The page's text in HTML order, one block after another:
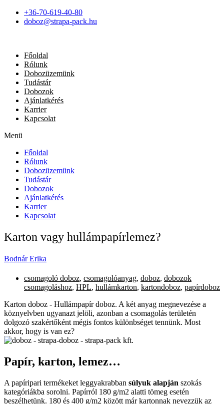
+36-70-619-40-80
doboz@strapa-pack.hu
Főoldal
Rólunk
Dobozüzemünk
Tudástár
Dobozok
Ajánlatkérés
Karrier
Kapcsolat
Menü
Főoldal
Rólunk
Dobozüzemünk
Tudástár
Dobozok
Ajánlatkérés
Karrier
Kapcsolat
Karton vagy hullámpapírlemez?
Bodnár Erika
csomagoló doboz, csomagolóanyag, doboz, dobozok
csomagoláshoz, HPL, hullámkarton, kartondoboz, papírdoboz
Karton doboz - Hullámpapír doboz. A két anyag megnevezése a
köznyelvben ugyanazt jelöli, azonban a csomagolás területén
dolgozó szakértőként mégis fontos különbséget tennünk. Most
akkor, hogy is van ez?
Papír, karton, lemez…
A papíripari termékeket leggyakrabban súlyuk alapján szokás
kategóriákba sorolni. Papírról 180 g/m2 alatti tömeg esetén
beszélhetünk. 180 és 400 g/m2 között már kartonnak nevezzük az